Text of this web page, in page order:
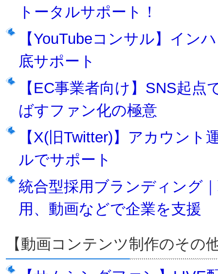
トータルサポート！
【YouTubeコンサル】イン
底サポート
【EC事業者向け】SNS起
ばすファン化の極意
【X(旧Twitter)】アカウン
ルでサポート
統合型採用ブランディング
用、動画などで企業を支援
【動画コンテンツ制作のその